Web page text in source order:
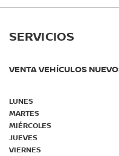
SERVICIOS
VENTA VEHÍCULOS
LUNES
MARTES
MIÉRCOLES
JUEVES
VIERNES